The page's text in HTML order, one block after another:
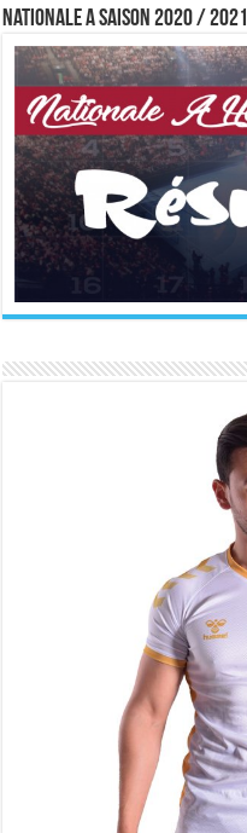
Nationale A saison 2020 / 2021